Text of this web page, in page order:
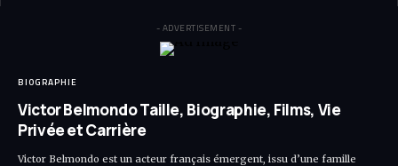
- ADVERTISEMENT -
BIOGRAPHIE
Victor Belmondo Taille, Biographie, Films, Vie
Privée et Carrière
Victor Belmondo est un acteur français émergent, issu d’une famille